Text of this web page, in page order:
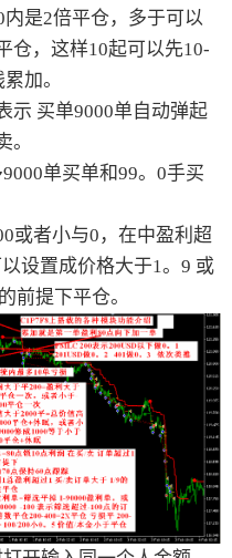
是2倍平仓，多于可以
仓，这样10起可以先10-
加。
示 买单9000单自动弹起
。
单买单和99。0手买
或者小与0，在中盈利超
设置成价格大于1。9 或
前提下平仓。